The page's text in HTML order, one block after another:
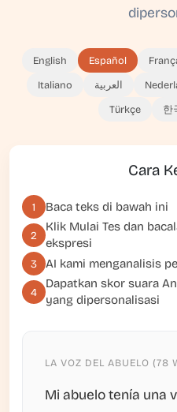
English Español
Italiano العربية
Türkçe 한
Cara
1 Baca teks di bawah ini
2
Klik Mulai Tes dan
ekspresi
3 AI kami menganalisis
4
Dapatkan skor suara
yang dipersonalisasi
LA VOZ DEL ABUELO (78
Mi abuelo tenía una